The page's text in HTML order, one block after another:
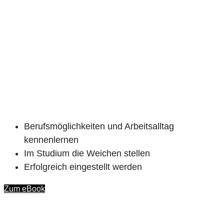
Berufsmöglichkeiten und Arbeitsalltag
kennenlernen
Im Studium die Weichen stellen
Erfolgreich eingestellt werden
Zum eBook